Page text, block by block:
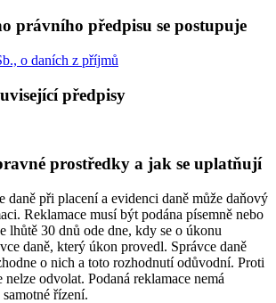
právního předpisu se postupuje
o daních z příjmů
předpisy
prostředky a jak se uplatňují
daně při placení a evidenci daně může daňový
Reklamace musí být podána písemně nebo
lhůtě 30 dnů ode dne, kdy se o úkonu
daně, který úkon provedl. Správce daně
o nich a toto rozhodnutí odůvodní. Proti
odvolat. Podaná reklamace nemá
řízení.